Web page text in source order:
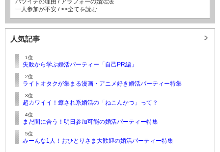
バツイチの理由 / アラフォーの婚活法
一人参加が不安 />>全てを読む
人気記事
1位
失敗から学ぶ婚活パーティー「自己PR編」
2位
ライトオタクが集まる漫画・アニメ好き婚活パーティー特集
3位
超カワイイ！癒され系婚活の「ねこんかつ」って？
4位
まだ間に合う！明日参加可能の婚活パーティー特集
5位
みーんな1人！おひとりさま大歓迎の婚活パーティー特集